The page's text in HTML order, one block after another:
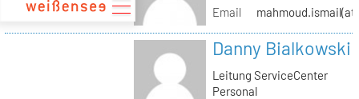
Email
Danny Bialkowski
Leitung ServiceCenter
Personal